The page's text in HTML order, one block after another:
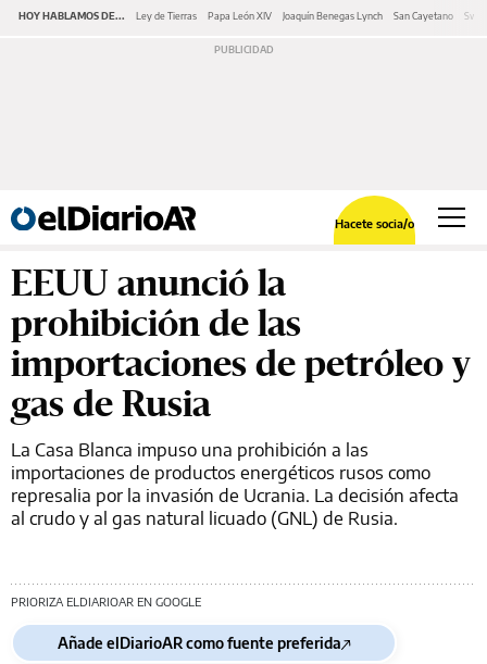
HOY HABLAMOS DE... Ley de Tierras Papa León XIV Joaquín Benegas Lynch San Cayetano
Hacete socia/o
EEUU anunció la
prohibición de las
importaciones de petróleo y
gas de Rusia
La Casa Blanca impuso una prohibición a las
importaciones de productos energéticos rusos como
represalia por la invasión de Ucrania. La decisión afecta
al crudo y al gas natural licuado (GNL) de Rusia.
PRIORIZA ELDIARIOAR EN GOOGLE
Añade elDiarioAR como fuente preferida